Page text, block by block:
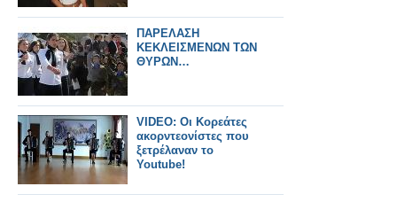
ΠΑΡΕΛΑΣΗ
ΚΕΚΛΕΙΣΜΕΝΩΝ ΤΩΝ
ΘΥΡΩΝ…
VIDEO: Οι Κορεάτες
ακορντεονίστες που
ξετρέλαναν το
Youtube!